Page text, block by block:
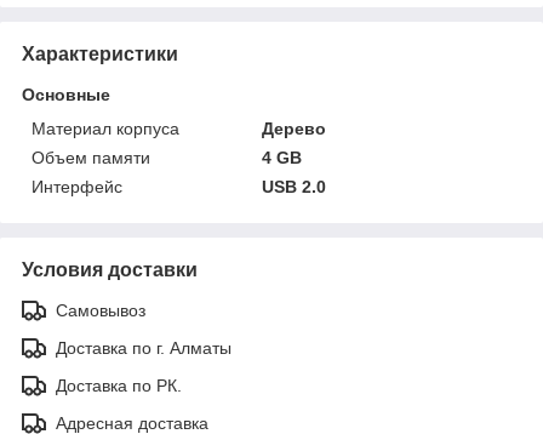
Характеристики
Основные
Материал корпуса
Дерево
Объем памяти
4 GB
Интерфейс
USB 2.0
Условия доставки
Самовывоз
Доставка по г. Алматы
Доставка по РК.
Адресная доставка